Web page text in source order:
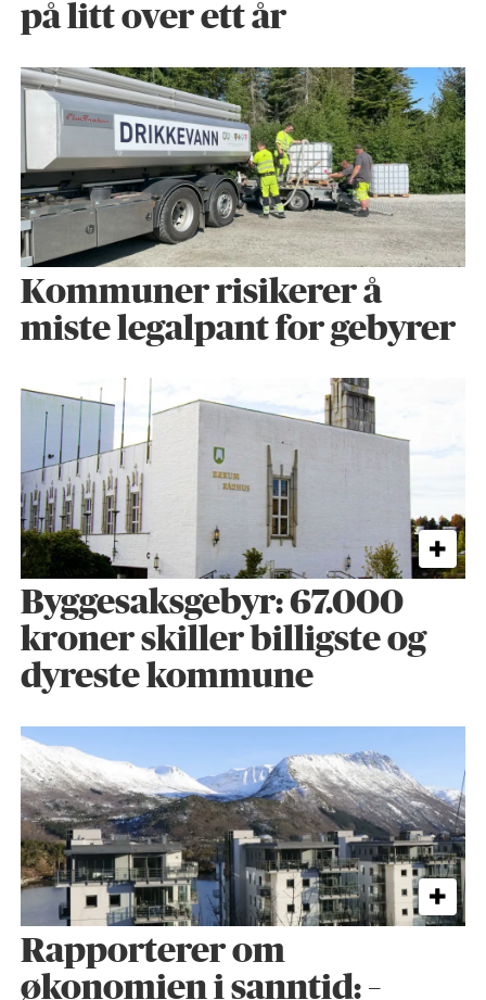
på litt over ett år
Kommuner risikerer å
miste legalpant for gebyrer
Byggesaks­gebyr: 67.000
kroner skiller billigste og
dyreste kommune
Rapporterer om
økonomien i sanntid: –